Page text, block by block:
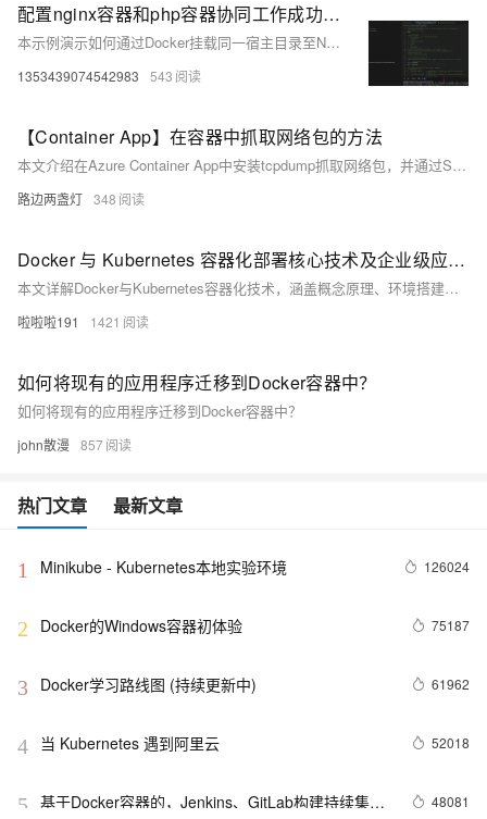
配置nginx容器和php容器协同工作成功，使用ip加端口的方式进行通信
本示例演示如何通过Docker挂载同一宿主目录至Nginx与PHP容器，实现PHP项目运行环境配置。需注意PHP容器中监听地址修改为0.0.0.0:9000，并调整Nginx配置中fastcgi_pass指向正确的IP与端口。同时确保Nginx容器中/var/www/html权限正确，以避免访问问题。
1353439074542983 543
【Container App】在容器中抓取网络包的方法
本文介绍在Azure Container App中安装tcpdump抓取网络包，并通过Storage Account上传抓包文件的方法。内容包括使用curl和nc测试外部接口连通性、长Ping端口、安装tcpdump、抓取网络包、以及通过crul命令上传文件至Azure Storage。适用于需要分析网络请求和排查网络问题的场景。
路边两盏灯 348
Docker 与 Kubernetes 容器化部署核心技术及企业级应用实践全方案解析
本文详解Docker与Kubernetes容器化技术，涵盖概念原理、环境搭建、镜像构建、应用部署及监控扩展，助你掌握企业级容器化方案，提升应用开发与运维效率。
啦啦啦191 1421
如何将现有的应用程序迁移到Docker容器中？
如何将现有的应用程序迁移到Docker容器中？
john散漫 857
热门文章 最新文章
1 Minikube - Kubernetes本地实验环境 126024
2 Docker的Windows容器初体验 75187
3 Docker学习路线图 (持续更新中) 61962
4 当 Kubernetes 遇到阿里云 52018
5 基于Docker容器的，Jenkins、GitLab构建持续集成
48081